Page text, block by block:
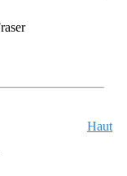
Haut